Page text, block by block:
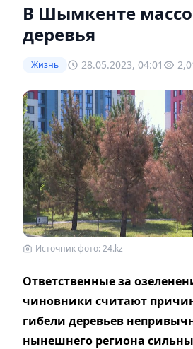
В Шымкенте
деревья
Жизнь 28.05.2023, 04:01
Источник фото: 24.kz
Ответственные за
чиновники считают
гибели деревьев
нынешнего региона